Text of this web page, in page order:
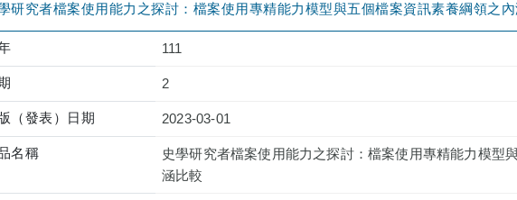
研究者檔案使用能力之探討：檔案使用專精能力模型與五個檔案資訊素養綱領之
111
2
（發表）日期 2023-03-01
名稱
史學研究者檔案使用能力之探討：檔案使用專精能力模型
涵比較